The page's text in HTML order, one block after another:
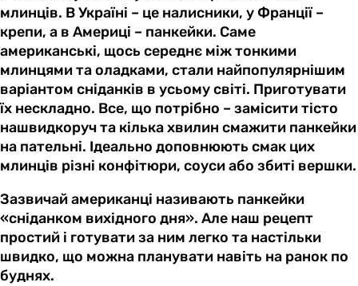
млинців. В Україні – це налисники, у Франції –
крепи, а в Америці – панкейки. Саме
американські, щось середнє між тонкими
млинцями та оладками, стали найпопулярнішим
варіантом сніданків в усьому світі. Приготувати
їх нескладно. Все, що потрібно – замісити тісто
нашвидкоруч та кілька хвилин смажити панкейки
на пательні. Ідеально доповнюють смак цих
млинців різні конфітюри, соуси або збиті вершки.
Зазвичай американці називають панкейки
«сніданком вихідного дня». Але наш рецепт
простий і готувати за ним легко та настільки
швидко, що можна планувати навіть на ранок по
буднях.